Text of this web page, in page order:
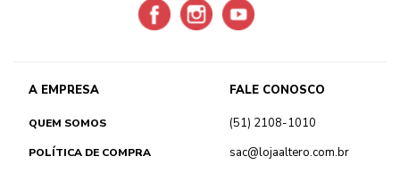
A EMPRESA
QUEM SOMOS
POLÍTICA DE COMPRA
FALE CONOSCO
(51) 2108-1010
sac@lojaaltero.com.br